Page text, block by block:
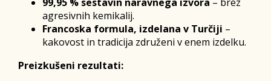
agresivnih kemikalij.
Francoska formula, izdelana v Turčiji –
kakovost in tradicija združeni v enem izdelku.
Preizkušeni rezultati: